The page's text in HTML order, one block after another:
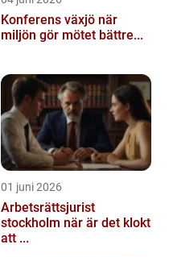
Konferens växjö när
miljön gör mötet bättre...
01 juni 2026
Arbetsrättsjurist
stockholm när är det klokt
att ...